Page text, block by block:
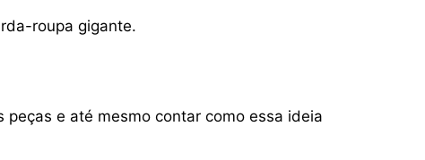
roupa gigante.
e até mesmo contar como essa ideia